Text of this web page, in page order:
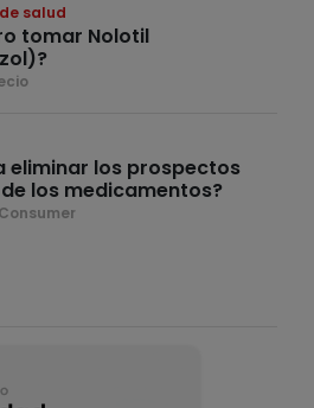
salud
tomar Nolotil
eliminar los prospectos
los medicamentos?